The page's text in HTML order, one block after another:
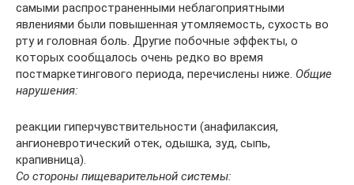
самыми распространенными неблагоприятными
явлениями были повышенная утомляемость, сухость во
рту и головная боль. Другие побочные эффекты, о
которых сообщалось очень редко во время
постмаркетингового периода, перечислены ниже. Общие
нарушения:
реакции гиперчувствительности (анафилаксия,
ангионевротический отек, одышка, зуд, сыпь,
крапивница).
Со стороны пищеварительной системы: